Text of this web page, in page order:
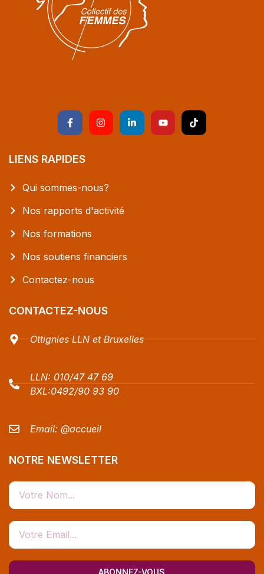
LIENS RAPIDES
Qui sommes-nous?
Nos rapports d'activité
Nos formations
Nos soutiens financiers
Contactez-nous
CONTACTEZ-NOUS
Ottignies LLN et Bruxelles
LLN: 010/47 47 69
BXL:0492/90 93 90
Email: @accueil
NOTRE NEWSLETTER
ABONNEZ-VOUS